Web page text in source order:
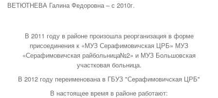
ВЕТЮТНЕВА Галина Федоровна – с 2010г.
В 2011 году в районе произошла реорганизация в форме
присоединения к «МУЗ Серафимовичская ЦРБ» МУЗ
«Серафимовичская райбольница№2» и МУЗ Большовская
участковая больница.
В 2012 году переименована в ГБУЗ "Серафимовичская ЦРБ"
В настоящее время в районе работают: